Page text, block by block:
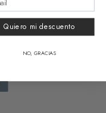
Quiero mi descuento
NO, GRACIAS